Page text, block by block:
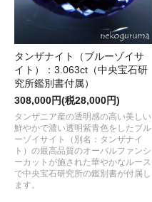
タンザナイト（ブルーゾイサ
イト）：3.063ct（中央宝石研
究所鑑別書付属）
308,000円(税28,000円)
タンザニア産の透明感の高い美しい
鮮やかで濃い透明紫青色をしたブル
ーゾイサイト（別名：タンザナイ
ト）の最高品質のオーバルファンシ
ーカットが施された華やかなルース
で中央宝石研究所の鑑別書が付属し
ます。